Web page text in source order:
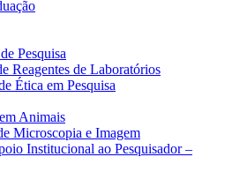
Pesquisa
Reagentes de Laboratórios
Ética em Pesquisa
Animais
Microscopia e Imagem
Institucional ao Pesquisador –